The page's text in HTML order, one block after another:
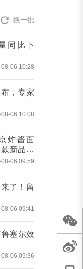
换一批
同比下
06 10:28
，专家
06 10:08
炸酱面
新品高
06 09:59
了！留
06 09:41
塞尔效
06 09:36